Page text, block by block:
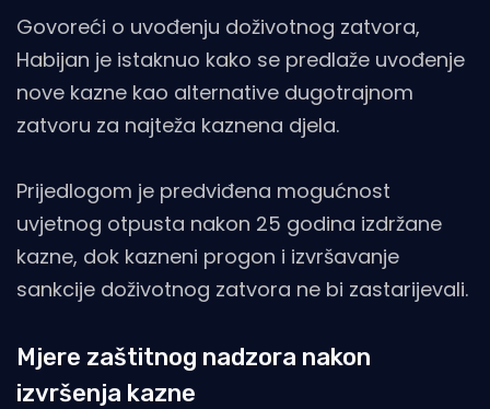
Govoreći o uvođenju doživotnog zatvora,
Habijan je istaknuo kako se predlaže uvođenje
nove kazne kao alternative dugotrajnom
zatvoru za najteža kaznena djela.
Prijedlogom je predviđena mogućnost
uvjetnog otpusta nakon 25 godina izdržane
kazne, dok kazneni progon i izvršavanje
sankcije doživotnog zatvora ne bi zastarijevali.
Mjere zaštitnog nadzora nakon
izvršenja kazne